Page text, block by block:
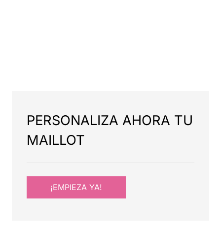
PERSONALIZA AHORA TU
MAILLOT
¡EMPIEZA YA!